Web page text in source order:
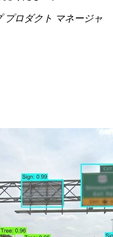
プロダクト マネージャ